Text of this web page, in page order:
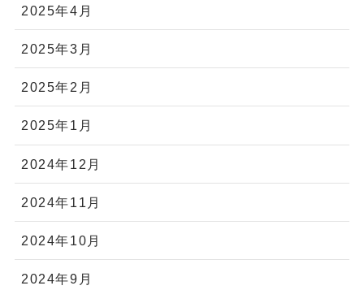
2025年4月
2025年3月
2025年2月
2025年1月
2024年12月
2024年11月
2024年10月
2024年9月